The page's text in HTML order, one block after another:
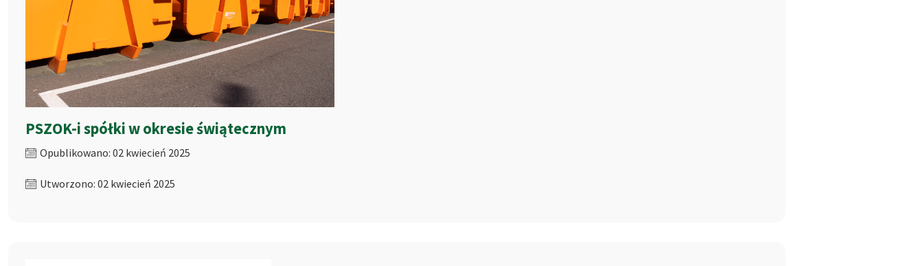
PSZOK-i spółki w okresie świątecznym
Opublikowano: 02 kwiecień 2025
Utworzono: 02 kwiecień 2025